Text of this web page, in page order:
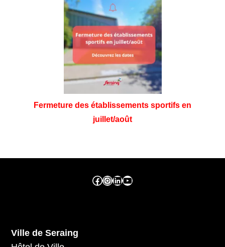
Fermeture des établissements sportifs en
juillet/août
Facebook ville de seraing Instragram ville de seraing linkedin – ville de seraing YouTube
Ville de Seraing